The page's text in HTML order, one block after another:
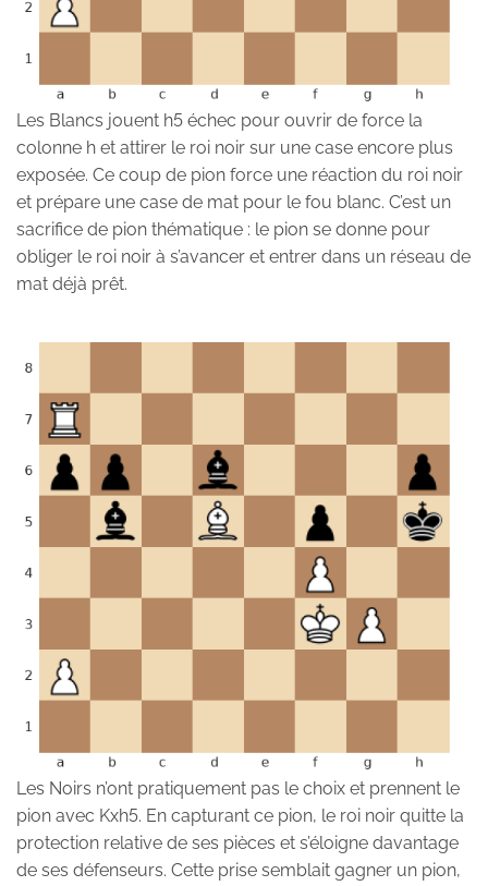
Les Blancs jouent h5 échec pour ouvrir de force la
colonne h et attirer le roi noir sur une case encore plus
exposée. Ce coup de pion force une réaction du roi noir
et prépare une case de mat pour le fou blanc. C’est un
sacrifice de pion thématique : le pion se donne pour
obliger le roi noir à s’avancer et entrer dans un réseau de
mat déjà prêt.
Les Noirs n’ont pratiquement pas le choix et prennent le
pion avec Kxh5. En capturant ce pion, le roi noir quitte la
protection relative de ses pièces et s’éloigne davantage
de ses défenseurs. Cette prise semblait gagner un pion,